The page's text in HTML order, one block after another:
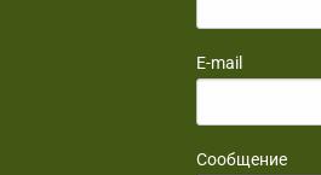
E-mail
Сообщение